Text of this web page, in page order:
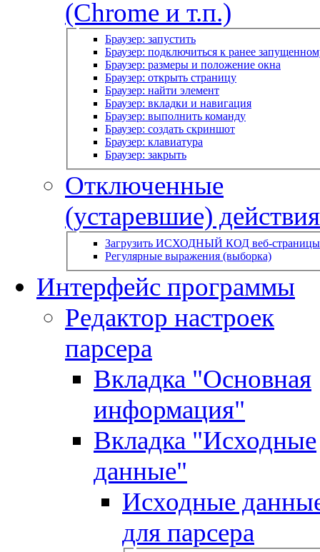
(Chrome и т.п.)
Браузер: запустить
Браузер: подключиться к ранее
Браузер: размеры и положение окна
Браузер: открыть страницу
Браузер: найти элемент
Браузер: вкладки и навигация
Браузер: выполнить команду
Браузер: создать скриншот
Браузер: клавиатура
Браузер: закрыть
Отключенные
(устаревшие) действия
Загрузить ИСХОДНЫЙ КОД веб-страницы
Регулярные выражения (выборка)
Интерфейс программы
Редактор настроек
парсера
Вкладка "Основная
информация"
Вкладка "Исходные
данные"
Исходные
для парсера